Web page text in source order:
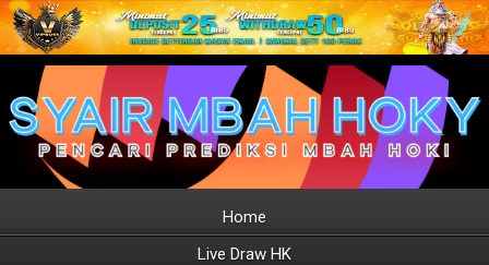
Home
Live Draw HK